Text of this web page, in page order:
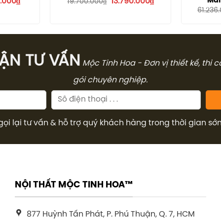
hiện
hiện
TƯ VẤN Mộc Tinh Hoa - Đơn vị thiết kế, thi
gói chuyên nghiệp.
lại tư vấn & hỗ trợ quý khách hàng trong thời gian
NỘI THẤT MỘC TINH HOA™
877 Huỳnh Tấn Phát, P. Phú Thuận, Q. 7, HCM